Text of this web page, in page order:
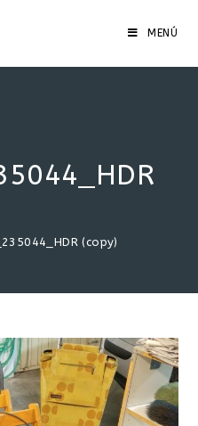
MENÚ
(copy)